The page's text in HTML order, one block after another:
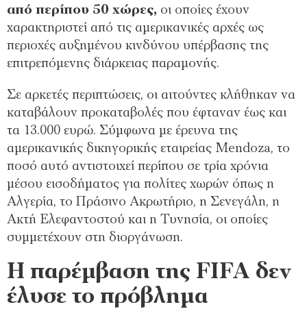
από περίπου 50 χώρες, οι οποίες έχουν
χαρακτηριστεί από τις αμερικανικές αρχές ως
περιοχές αυξημένου κινδύνου υπέρβασης της
επιτρεπόμενης διάρκειας παραμονής.
Σε αρκετές περιπτώσεις, οι αιτούντες κλήθηκαν να
καταβάλουν προκαταβολές που έφταναν έως και
τα 13.000 ευρώ. Σύμφωνα με έρευνα της
αμερικανικής δικηγορικής εταιρείας Mendoza, το
ποσό αυτό αντιστοιχεί περίπου σε τρία χρόνια
μέσου εισοδήματος για πολίτες χωρών όπως η
Αλγερία, το Πράσινο Ακρωτήριο, η Σενεγάλη, η
Ακτή Ελεφαντοστού και η Τυνησία, οι οποίες
συμμετέχουν στη διοργάνωση.
Η παρέμβαση της FIFA δεν
έλυσε το πρόβλημα